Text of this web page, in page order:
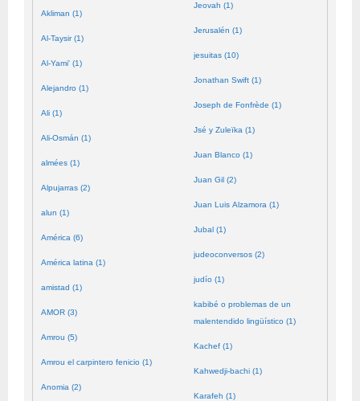
Akliman (1)
Al-Taysir (1)
Al-Yami' (1)
Alejandro (1)
Ali (1)
Ali-Osmán (1)
almées (1)
Alpujarras (2)
alun (1)
América (6)
América latina (1)
amistad (1)
AMOR (3)
Amrou (5)
Amrou el carpintero fenicio (1)
Anomia (2)
Jeovah (1)
Jerusalén (1)
jesuitas (10)
Jonathan Swift (1)
Joseph de Fonfrède (1)
Jsé y Zuleïka (1)
Juan Blanco (1)
Juan Gil (2)
Juan Luis Alzamora (1)
Jubal (1)
judeoconversos (2)
judío (1)
kabibé o problemas de un
malentendido lingüístico (1)
Kachef (1)
Kahwedji-bachi (1)
Karafeh (1)